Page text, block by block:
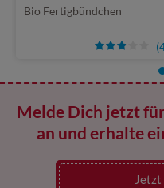
Bio Fertigbündchen
Melde Dich jetzt
an und erhalte
Jetzt